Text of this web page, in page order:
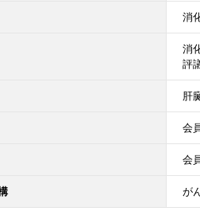
消
消
評
肝
会
会
が